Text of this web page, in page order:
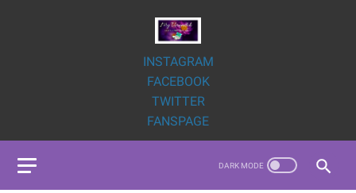
INSTAGRAM
FACEBOOK
TWITTER
FANSPAGE